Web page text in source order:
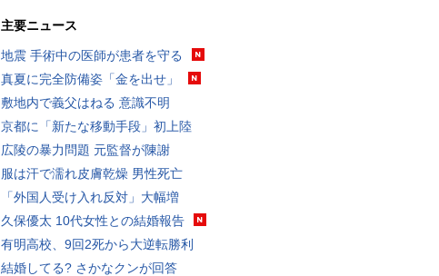
主要ニュース
地震 手術中の医師が患者を守る
真夏に完全防備姿「金を出せ」
敷地内で義父はねる 意識不明
京都に「新たな移動手段」初上陸
広陵の暴力問題 元監督が陳謝
服は汗で濡れ皮膚乾燥 男性死亡
「外国人受け入れ反対」大幅増
久保優太 10代女性との結婚報告
有明高校、9回2死から大逆転勝利
結婚してる? さかなクンが回答